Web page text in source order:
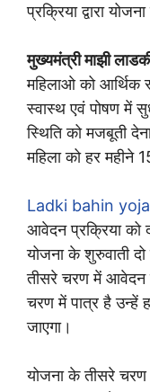
प्रक्रिया द्वारा
मुख्यमंत्री माझी
महिलाओ को आर्थिक
स्वास्थ एवं पोषण में
स्थिति को मजबूती
महिला को हर महीने
Ladki bahin
आवेदन प्रक्रिया को
योजना के शुरुवाती
तीसरे चरण में आवेदन
चरण में पात्र है उन्हें
जाएगा।
योजना के तीसरे चरण